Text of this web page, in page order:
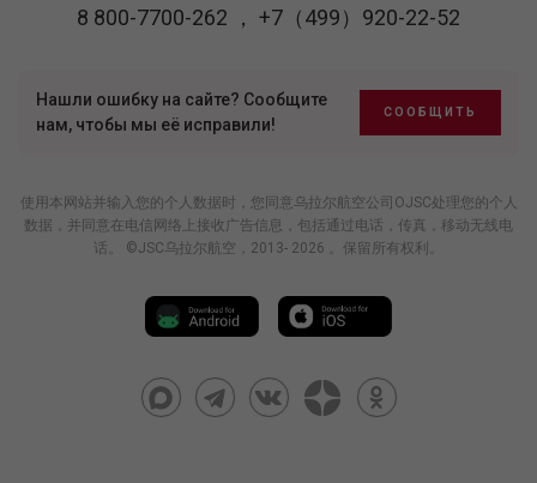
8 800-7700-262 ， +7（499）920-22-52
Нашли ошибку на сайте? Сообщите
нам, чтобы мы её исправили!
СООБЩИТЬ
使用本网站并输入您的个人数据时，您同意乌拉尔航空公司OJSC处理您的个人
数据，并同意在电信网络上接收广告信息，包括通过电话，传真，移动无线电
话。 ©JSC乌拉尔航空，2013- 2026 。保留所有权利。